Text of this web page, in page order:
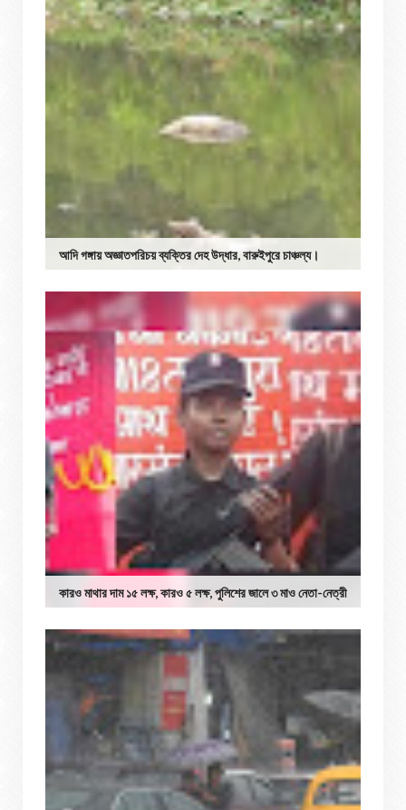
আদি গঙ্গায় অজ্ঞাতপরিচয় ব্যক্তির দেহ উদ্ধার, বারুইপুরে চাঞ্চল্য।
কারও মাথার দাম ১৫ লক্ষ, কারও ৫ লক্ষ, পুলিশের জালে ৩ মাও নেতা-নেত্রী